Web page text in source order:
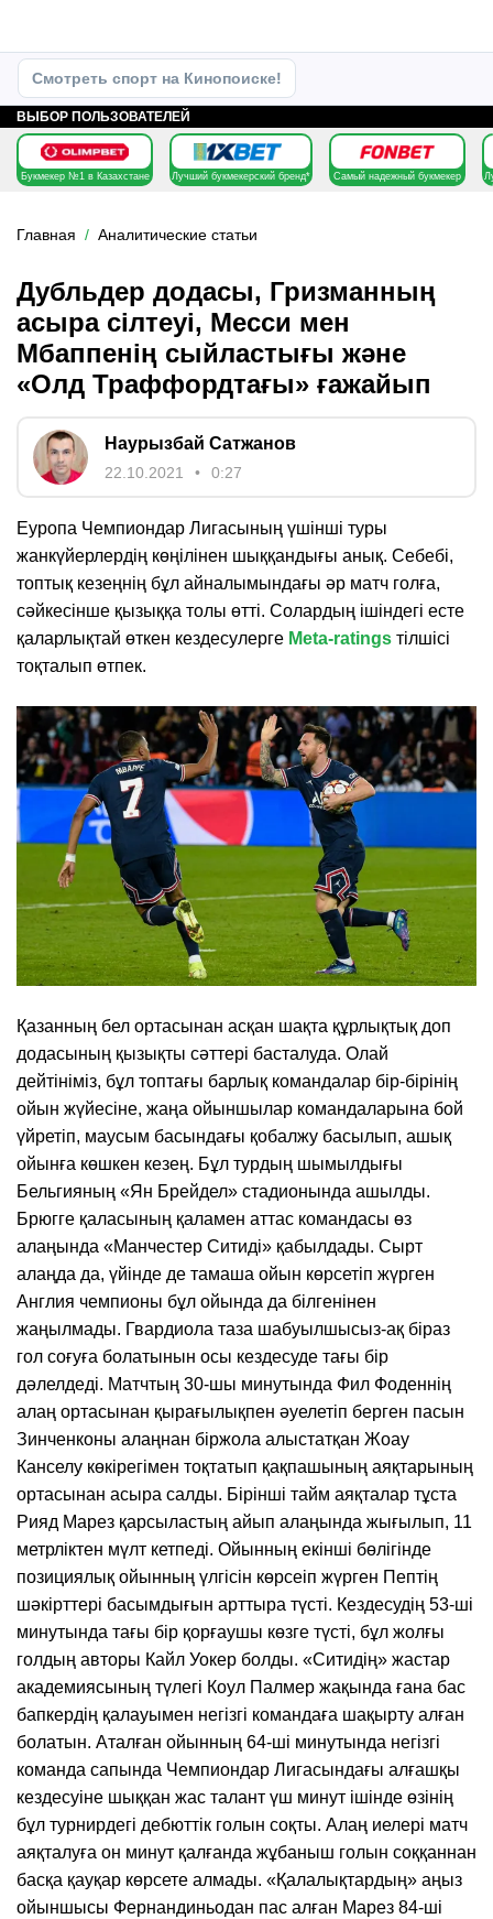
Смотреть спорт на Кинопоиске!
ВЫБОР ПОЛЬЗОВАТЕЛЕЙ
Букмекер №1 в Казахстане Лучший букмекерский бренд* Самый надежный букмекер
Главная Аналитические статьи
Дубльдер додасы, Гризманның
асыра сілтеуі, Месси мен
Мбаппенің сыйластығы және
«Олд Траффордтағы» ғажайып
Наурызбай Сатжанов
22.10.2021 0:27
Еуропа Чемпиондар Лигасының үшінші туры
жанкүйерлердің көңілінен шыққандығы анық. Себебі,
топтық кезеңнің бұл айналымындағы әр матч голға,
сәйкесінше қызыққа толы өтті. Солардың ішіндегі есте
қаларлықтай өткен кездесулерге Meta-ratings тілшісі
тоқталып өтпек.
Қазанның бел ортасынан асқан шақта құрлықтық доп
додасының қызықты сәттері басталуда. Олай
дейтініміз, бұл топтағы барлық командалар бір-бірінің
ойын жүйесіне, жаңа ойыншылар командаларына бой
үйретіп, маусым басындағы қобалжу басылып, ашық
ойынға көшкен кезең. Бұл турдың шымылдығы
Бельгияның «Ян Брейдел» стадионында ашылды.
Брюгге қаласының қаламен аттас командасы өз
алаңында «Манчестер Ситиді» қабылдады. Сырт
алаңда да, үйінде де тамаша ойын көрсетіп жүрген
Англия чемпионы бұл ойында да білгенінен
жаңылмады. Гвардиола таза шабуылшысыз-ақ біраз
гол соғуға болатынын осы кездесуде тағы бір
дәлелдеді. Матчтың 30-шы минутында Фил Фоденнің
алаң ортасынан қырағылықпен әуелетіп берген пасын
Зинченконы алаңнан біржола алыстатқан Жоау
Канселу көкірегімен тоқтатып қақпашының аяқтарының
ортасынан асыра салды. Бірінші тайм аяқталар тұста
Рияд Марез қарсыластың айып алаңында жығылып, 11
метрліктен мүлт кетпеді. Ойынның екінші бөлігінде
позициялық ойынның үлгісін көрсеіп жүрген Пептің
шәкірттері басымдығын арттыра түсті. Кездесудің 53-ші
минутында тағы бір қорғаушы көзге түсті, бұл жолғы
голдың авторы Кайл Уокер болды. «Ситидің» жастар
академиясының түлегі Коул Палмер жақында ғана бас
бапкердің қалауымен негізгі командаға шақырту алған
болатын. Аталған ойынның 64-ші минутында негізгі
команда сапында Чемпиондар Лигасындағы алғашқы
кездесуіне шыққан жас талант үш минут ішінде өзінің
бұл турнирдегі дебюттік голын соқты. Алаң иелері матч
аяқталуға он минут қалғанда жұбаныш голын соққаннан
басқа қауқар көрсете алмады. «Қалалықтардың» аңыз
ойыншысы Фернандиньодан пас алған Марез 84-ші